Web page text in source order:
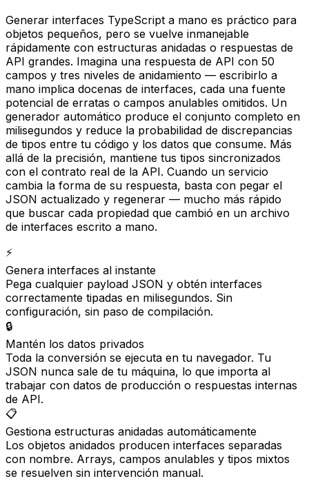
Generar interfaces TypeScript a mano es práctico para
objetos pequeños, pero se vuelve inmanejable
rápidamente con estructuras anidadas o respuestas de
API grandes. Imagina una respuesta de API con 50
campos y tres niveles de anidamiento — escribirlo a
mano implica docenas de interfaces, cada una fuente
potencial de erratas o campos anulables omitidos. Un
generador automático produce el conjunto completo en
milisegundos y reduce la probabilidad de discrepancias
de tipos entre tu código y los datos que consume. Más
allá de la precisión, mantiene tus tipos sincronizados
con el contrato real de la API. Cuando un servicio
cambia la forma de su respuesta, basta con pegar el
JSON actualizado y regenerar — mucho más rápido
que buscar cada propiedad que cambió en un archivo
de interfaces escrito a mano.
⚡
Genera interfaces al instante
Pega cualquier payload JSON y obtén interfaces
correctamente tipadas en milisegundos. Sin
configuración, sin paso de compilación.
🔒
Mantén los datos privados
Toda la conversión se ejecuta en tu navegador. Tu
JSON nunca sale de tu máquina, lo que importa al
trabajar con datos de producción o respuestas internas
de API.
📋
Gestiona estructuras anidadas automáticamente
Los objetos anidados producen interfaces separadas
con nombre. Arrays, campos anulables y tipos mixtos
se resuelven sin intervención manual.